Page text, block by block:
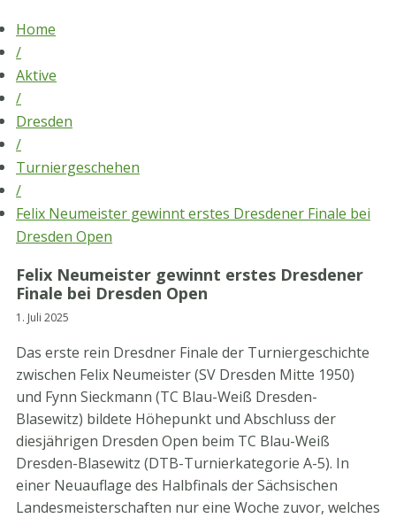
to
content
Home
/
Aktive
/
Dresden
/
Turniergeschehen
/
Felix Neumeister gewinnt erstes Dresdener Finale bei
Dresden Open
Felix Neumeister gewinnt erstes Dresdener
Finale bei Dresden Open
1. Juli 2025
Das erste rein Dresdner Finale der Turniergeschichte
zwischen Felix Neumeister (SV Dresden Mitte 1950)
und Fynn Sieckmann (TC Blau-Weiß Dresden-
Blasewitz) bildete Höhepunkt und Abschluss der
diesjährigen Dresden Open beim TC Blau-Weiß
Dresden-Blasewitz (DTB-Turnierkategorie A-5). In
einer Neuauflage des Halbfinals der Sächsischen
Landesmeisterschaften nur eine Woche zuvor, welches